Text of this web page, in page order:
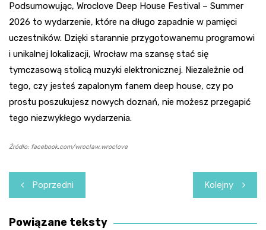
Podsumowując, Wroclove Deep House Festival – Summer
2026 to wydarzenie, które na długo zapadnie w pamięci
uczestników. Dzięki starannie przygotowanemu programowi
i unikalnej lokalizacji, Wrocław ma szansę stać się
tymczasową stolicą muzyki elektronicznej. Niezależnie od
tego, czy jesteś zapalonym fanem deep house, czy po
prostu poszukujesz nowych doznań, nie możesz przegapić
tego niezwykłego wydarzenia.
Źródło: facebook.com/wroclaw.wroclove
Nawigacja
wpisu
Poprzedni Kolejny
Powiązane teksty